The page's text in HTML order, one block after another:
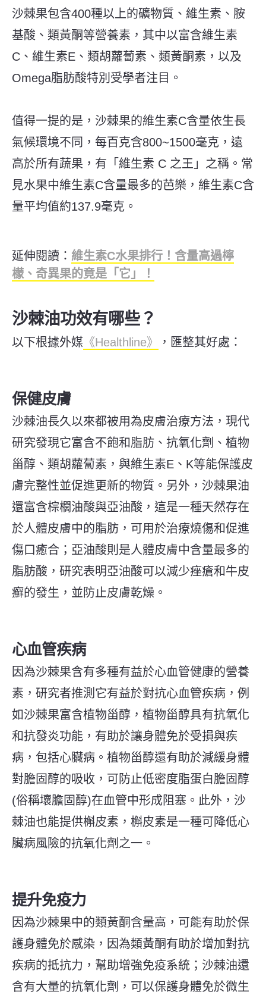
沙棘果包含400種以上的礦物質、維生素、胺
基酸、類黃酮等營養素，其中以富含維生素
C、維生素E、類胡蘿蔔素、類黃酮素，以及
Omega脂肪酸特別受學者注目。
值得一提的是，沙棘果的維生素C含量依生長
氣候環境不同，每百克含800~1500毫克，遠
高於所有蔬果，有「維生素 C 之王」之稱。常
見水果中維生素C含量最多的芭樂，維生素C含
量平均值約137.9毫克。
延伸閱讀： 維生素C水果排行！含量高過檸
檬、奇異果的竟是「它」！
沙棘油功效有哪些？
以下根據外媒 《Healthline》 ，匯整其好處：
保健皮膚
沙棘油長久以來都被用為皮膚治療方法，現代
研究發現它富含不飽和脂肪、抗氧化劑、植物
甾醇、類胡蘿蔔素，與維生素E、K等能保護皮
膚完整性並促進更新的物質。另外，沙棘果油
還富含棕櫚油酸與亞油酸，這是一種天然存在
於人體皮膚中的脂肪，可用於治療燒傷和促進
傷口癒合；亞油酸則是人體皮膚中含量最多的
脂肪酸，研究表明亞油酸可以減少痤瘡和牛皮
癬的發生，並防止皮膚乾燥。
心血管疾病
因為沙棘果含有多種有益於心血管健康的營養
素，研究者推測它有益於對抗心血管疾病，例
如沙棘果富含植物甾醇，植物甾醇具有抗氧化
和抗發炎功能，有助於讓身體免於受損與疾
病，包括心臟病。植物甾醇還有助於減緩身體
對膽固醇的吸收，可防止低密度脂蛋白膽固醇
(俗稱壞膽固醇)在血管中形成阻塞。此外，沙
棘油也能提供槲皮素，槲皮素是一種可降低心
臟病風險的抗氧化劑之一。
提升免疫力
因為沙棘果中的類黃酮含量高，可能有助於保
護身體免於感染，因為類黃酮有助於增加對抗
疾病的抵抗力，幫助增強免疫系統；沙棘油還
含有大量的抗氧化劑，可以保護身體免於微生